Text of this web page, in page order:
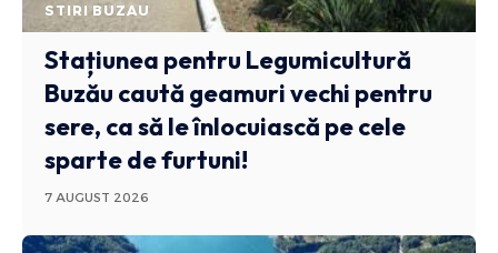
STIRI BUZAU
Stațiunea pentru Legumicultură
Buzău caută geamuri vechi pentru
sere, ca să le înlocuiască pe cele
sparte de furtuni!
7 AUGUST 2026